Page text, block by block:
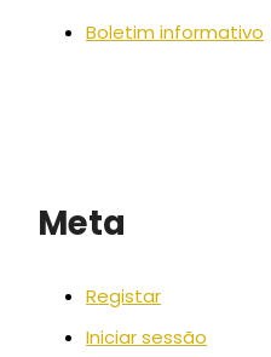
Boletim informativo
Meta
Registar
Iniciar sessão